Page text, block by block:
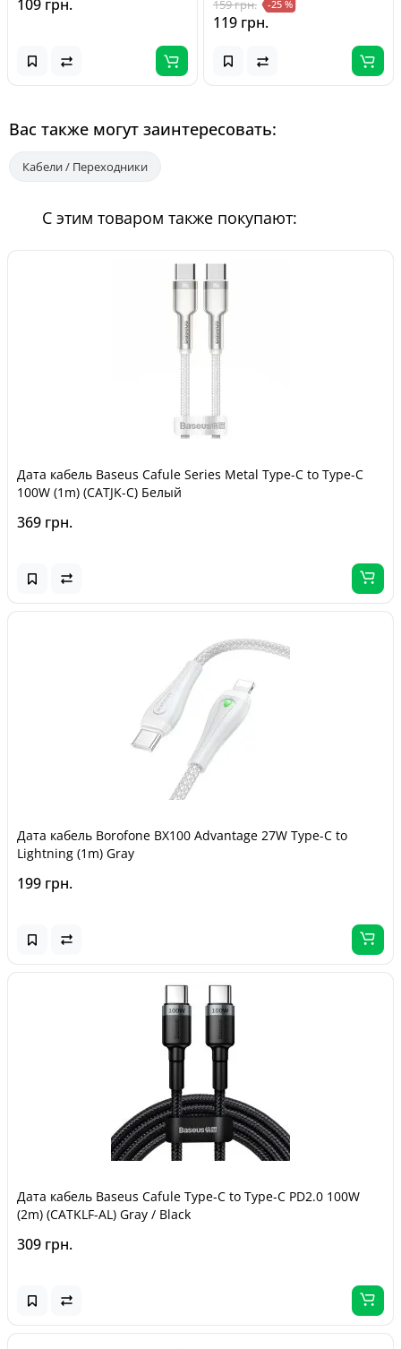
109 грн. 159 грн. -25 %
119 грн.
Вас также могут заинтересовать:
Кабели / Переходники
С этим товаром также покупают:
Дата кабель Baseus Cafule Series Metal Type-C to Type-C
100W (1m) (CATJK-C) Белый
369 грн.
Дата кабель Borofone BX100 Advantage 27W Type-C to
Lightning (1m) Gray
199 грн.
Дата кабель Baseus Cafule Type-C to Type-C PD2.0 100W
(2m) (CATKLF-AL) Gray / Black
309 грн.